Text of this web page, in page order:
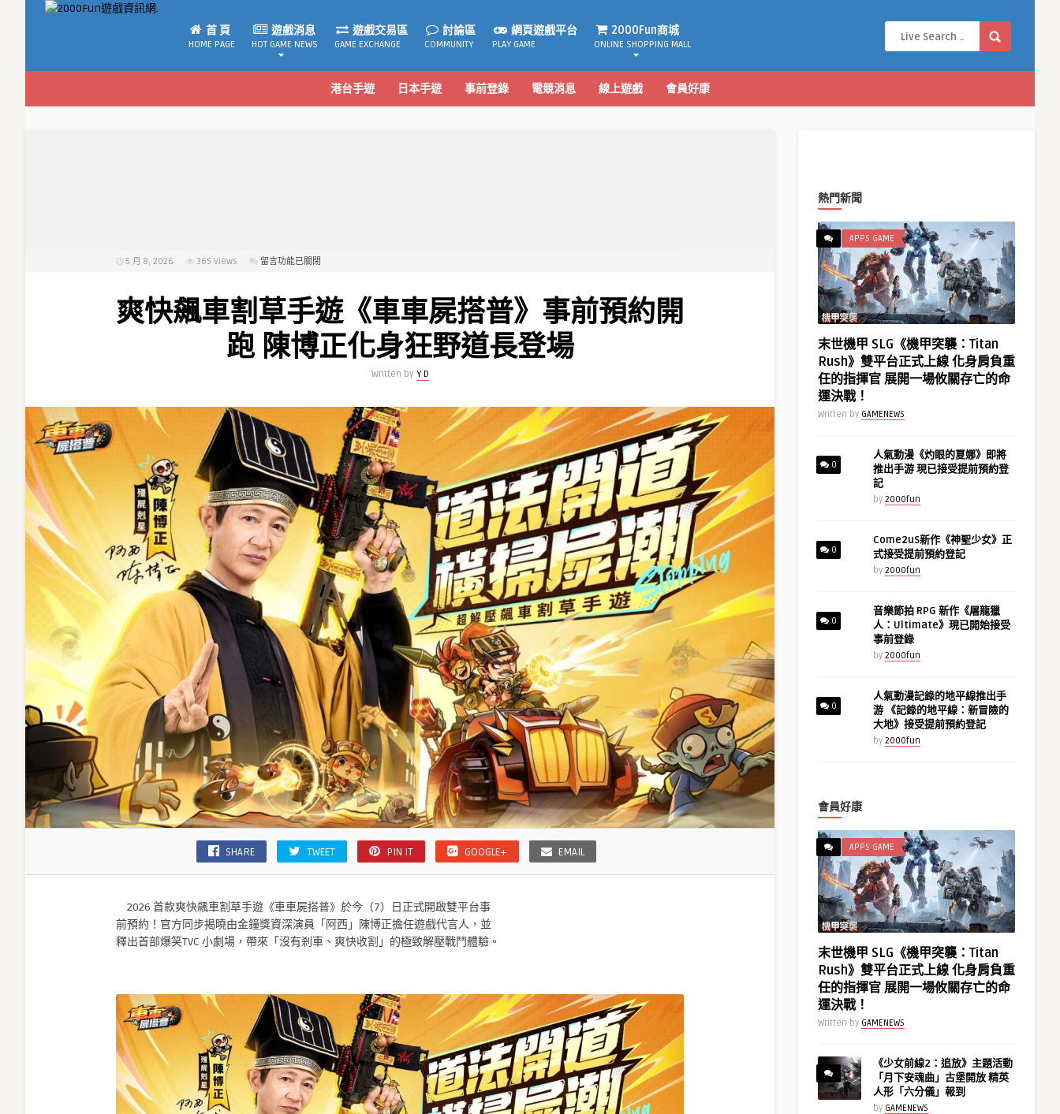
首 頁
HOME PAGE
遊戲消息
HOT GAME NEWS
遊戲交易區
GAME EXCHANGE
討論區
COMMUNITY
網頁遊戲平台
PLAY GAME
2000Fun商城
ONLINE SHOPPING MALL
港台手遊 日本手遊 事前登錄 電競消息 線上遊戲 會員好康
5 月 8, 2026 365 Views
在
快
飆
車
割
《車
車
屍
搭
普》
事
前
預
約
開
陳
博
身
登
場〉
中
留言功能已關閉
爽快飆車割草手遊《車車屍搭普》事前預約開
跑 陳博正化身狂野道長登場
Written by Y D
SHARE TWEET PIN IT GOOGLE+ EMAIL
2026 首款爽快飆車割草手遊《車車屍搭普》於今（7）日正式開啟雙平台事
前預約！官方同步揭曉由金鐘獎資深演員「阿西」陳博正擔任遊戲代言人，並
釋出首部爆笑TVC 小劇場，帶來「沒有剎車、爽快收割」的極致解壓戰鬥體驗。
熱門新聞
APPS GAME
末世機甲 SLG《機甲突襲：Titan
Rush》雙平台正式上線 化身肩負重
任的指揮官 展開一場攸關存亡的命
運決戰！
Written by GAMENEWS
0
人氣動漫《灼眼的夏娜》即將
推出手游 現已接受提前預約登
記
by 2000fun
0
Come2uS新作《神聖少女》正
式接受提前預約登記
by 2000fun
0
音樂節拍 RPG 新作《屠龍獵
人：Ultimate》現已開始接受
事前登錄
by 2000fun
0
人氣動漫記錄的地平線推出手
游 《記錄的地平線：新冒險的
大地》接受提前預約登記
by 2000fun
會員好康
APPS GAME
末世機甲 SLG《機甲突襲：Titan
Rush》雙平台正式上線 化身肩負重
任的指揮官 展開一場攸關存亡的命
運決戰！
Written by GAMENEWS
《少女前線2：追放》主題活動
「月下安魂曲」古堡開放 精英
人形「六分儀」報到
by GAMENEWS